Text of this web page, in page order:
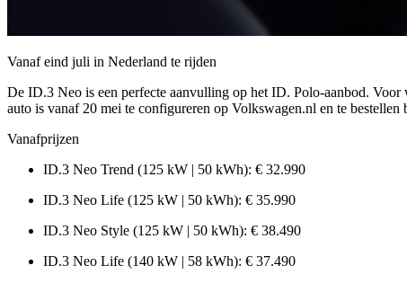
Vanaf eind juli in Nederland te rijden
De ID.3 Neo is een perfecte aanvulling op het ID. Polo-aanbod.
auto is vanaf 20 mei te configureren op Volkswagen.nl en te
Vanafprijzen
ID.3 Neo Trend (125 kW | 50 kWh): € 32.990
ID.3 Neo Life (125 kW | 50 kWh): € 35.990
ID.3 Neo Style (125 kW | 50 kWh): € 38.490
ID.3 Neo Life (140 kW | 58 kWh): € 37.490